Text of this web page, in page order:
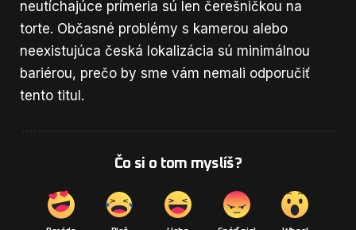
neutíchajúce prímeria sú len čerešničkou na
torte. Občasné problémy s kamerou alebo
neexistujúca česká lokalizácia sú minimálnou
bariérou, prečo by sme vám nemali odporučiť
tento titul.
Čo si o tom myslíš?